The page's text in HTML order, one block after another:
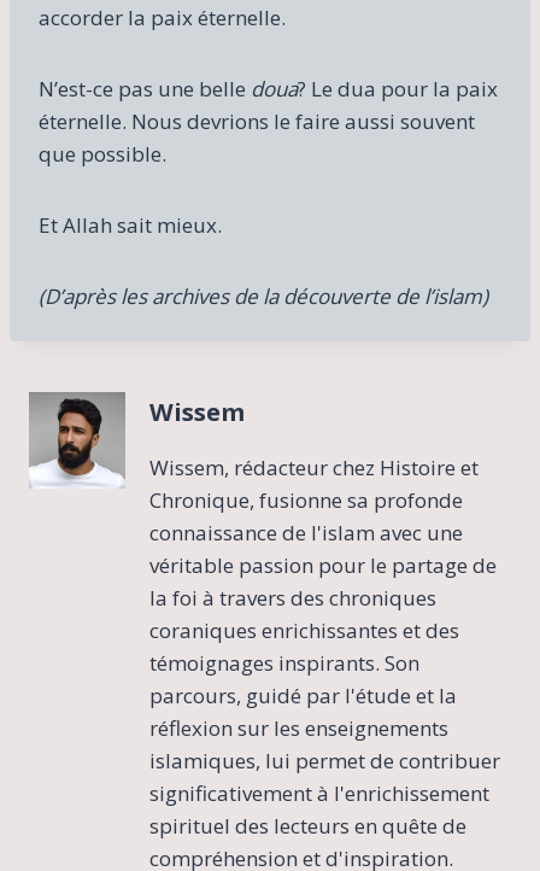
accorder la paix éternelle.
N’est-ce pas une belle doua? Le dua pour la paix
éternelle. Nous devrions le faire aussi souvent
que possible.
Et Allah sait mieux.
(D’après les archives de la découverte de l’islam)
Wissem
Wissem, rédacteur chez Histoire et
Chronique, fusionne sa profonde
connaissance de l'islam avec une
véritable passion pour le partage de
la foi à travers des chroniques
coraniques enrichissantes et des
témoignages inspirants. Son
parcours, guidé par l'étude et la
réflexion sur les enseignements
islamiques, lui permet de contribuer
significativement à l'enrichissement
spirituel des lecteurs en quête de
compréhension et d'inspiration.